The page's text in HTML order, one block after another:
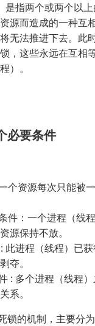
是指两个或两个以
源而造成的一种互
无法推进下去。此
，这些永远在互相
）。
必要条件
个资源每次只能被
件：一个进程（线
源保持不放。
: 此进程（线程）已
夺。
: 多个进程（线程
系。
锁的机制，主要分